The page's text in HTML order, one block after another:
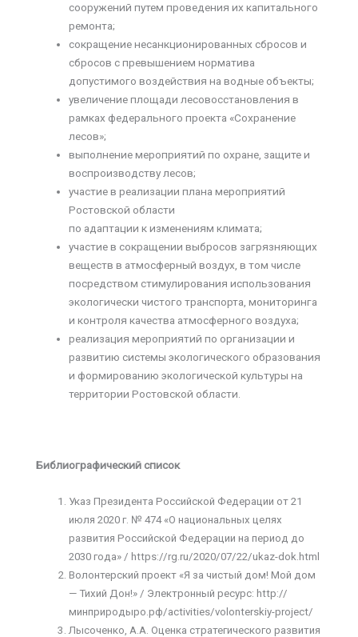
сооружений путем проведения их капитального
ремонта;
сокращение несанкционированных сбросов и
сбросов с превышением норматива
допустимого воздействия на водные объекты;
увеличение площади лесовосстановления в
рамках федерального проекта «Сохранение
лесов»;
выполнение мероприятий по охране, защите и
воспроизводству лесов;
участие в реализации плана мероприятий
Ростовской области
по адаптации к изменениям климата;
участие в сокращении выбросов загрязняющих
веществ в атмосферный воздух, в том числе
посредством стимулирования использования
экологически чистого транспорта, мониторинга
и контроля качества атмосферного воздуха;
реализация мероприятий по организации и
развитию системы экологического образования
и формированию экологической культуры на
территории Ростовской области.
Библиографический список
Указ Президента Российской Федерации от 21
июля 2020 г. № 474 «О национальных целях
развития Российской Федерации на период до
2030 года» / https://rg.ru/2020/07/22/ukaz-dok.html
Волонтерский проект «Я за чистый дом! Мой дом
— Тихий Дон!» / Электронный ресурс: http://
минприродыро.рф/activities/volonterskiy-project/
Лысоченко, А.А. Оценка стратегического развития